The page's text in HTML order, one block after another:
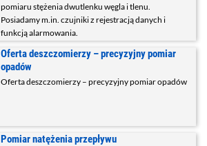
pomiaru stężenia dwutlenku węgla i tlenu.
Posiadamy m.in. czujniki z rejestracją danych i
funkcją alarmowania.
Oferta deszczomierzy – precyzyjny pomiar
opadów
Oferta deszczomierzy – precyzyjny pomiar opadów
Pomiar natężenia przepływu